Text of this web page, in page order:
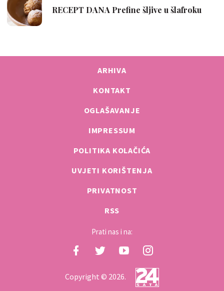
ARHIVA
KONTAKT
OGLAŠAVANJE
IMPRESSUM
POLITIKA KOLAČIĆA
UVJETI KORIŠTENJA
PRIVATNOST
RSS
Prati nas i na:
Copyright © 2026.